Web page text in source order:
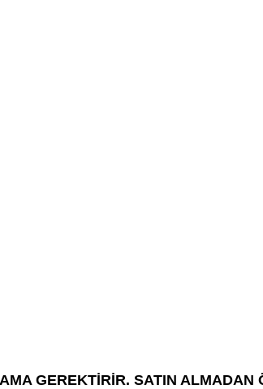
GEREKTİRİR. SATIN ALMADAN